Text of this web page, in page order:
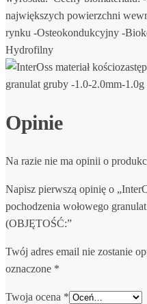
największych powierzchni
rynku -Osteokondukcyjny -
Hydrofilny
Opinie
Na razie nie ma opinii o
Napisz pierwszą opinię o
pochodzenia wołowego
(OBJĘTOŚĆ:”
Twój adres email nie zostanie
oznaczone *
Twoja ocena *